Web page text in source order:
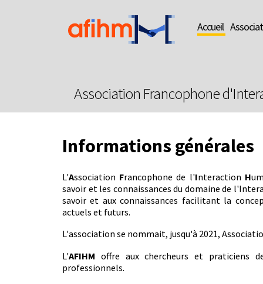
Accueil
Association Francophone
Informations générales
L'Association Francophone de l'Interaction H
savoir et les connaissances du domaine de
savoir et aux connaissances facilitant la
actuels et futurs.
L'association se nommait, jusqu'à 2021,
L'AFIHM offre aux chercheurs et praticiens
professionnels.